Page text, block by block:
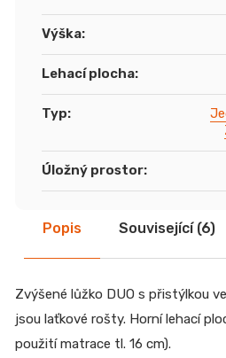
Výška:
Lehací plocha:
Typ:
Úložný prostor:
Popis Související (6)
Zvýšené lůžko DUO s přistýlkou
jsou laťkové rošty. Horní lehací
použití matrace tl. 16 cm).